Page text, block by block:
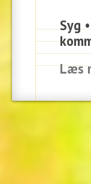
Syg
Læs